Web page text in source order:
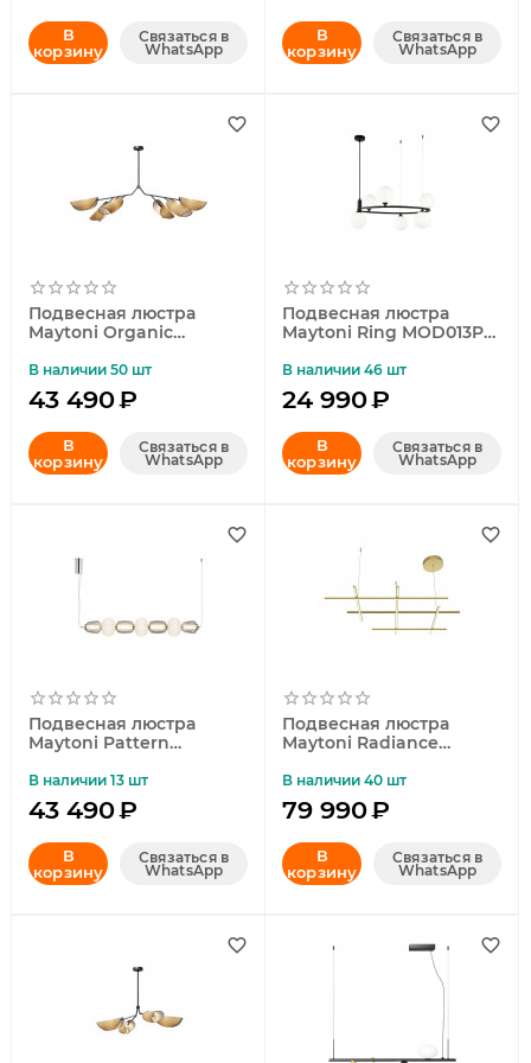
В
корзину
Связаться в
WhatsApp
В
корзину
Связаться в
WhatsApp
Подвесная люстра
Maytoni Organic
В наличии 50 шт
43 490₽
В
корзину
Связаться в
WhatsApp
Подвесная люстра
Maytoni Ring MOD013PL-
В наличии 46 шт
24 990₽
В
корзину
Связаться в
WhatsApp
Подвесная люстра
Maytoni Pattern
В наличии 13 шт
43 490₽
В
корзину
Связаться в
WhatsApp
Подвесная люстра
Maytoni Radiance
В наличии 40 шт
79 990₽
В
корзину
Связаться в
WhatsApp